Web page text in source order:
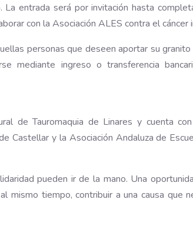
entrada será por invitación hasta
con la Asociación ALES contra el cáncer
personas que deseen aportar su granito
mediante ingreso o transferencia
de Tauromaquia de Linares y cuenta
Castellar y la Asociación Andaluza de
pueden ir de la mano. Una
mismo tiempo, contribuir a una causa que